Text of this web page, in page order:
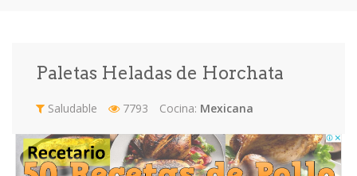
Ensaladas Equipment Frutas Galletas
Paletas Heladas de Horchata
Saludable 7793 Cocina: Mexicana